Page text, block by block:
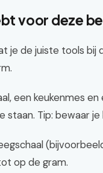
voor deze
je de juiste tools bij
een keukenmes
staan. Tip: bewaar
op de gram.